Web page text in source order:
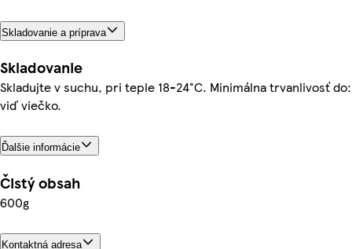
Skladovanie a príprava
Skladovanie
Skladujte v suchu, pri teple 18-24°C. Minimálna trvanlivosť do:
viď viečko.
Ďalšie informácie
Čistý obsah
600g
Kontaktná adresa